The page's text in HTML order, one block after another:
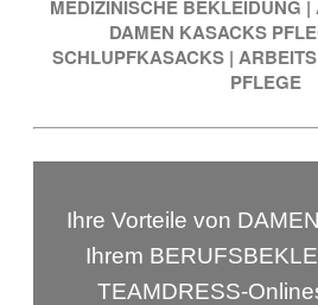
MEDIZINISCHE BEKLEIDUNG |
DAMEN KASACKS
SCHLUPFKASACKS |
PFLEGE
Ihre Vorteile von
Ihrem
TEAMDRESS-